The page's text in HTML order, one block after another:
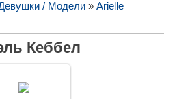
/ Модели» Arielle
Кеббел